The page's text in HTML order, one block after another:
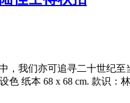
，我们亦可追寻二十世纪
色 纸本 68 x 68 cm. 款识：